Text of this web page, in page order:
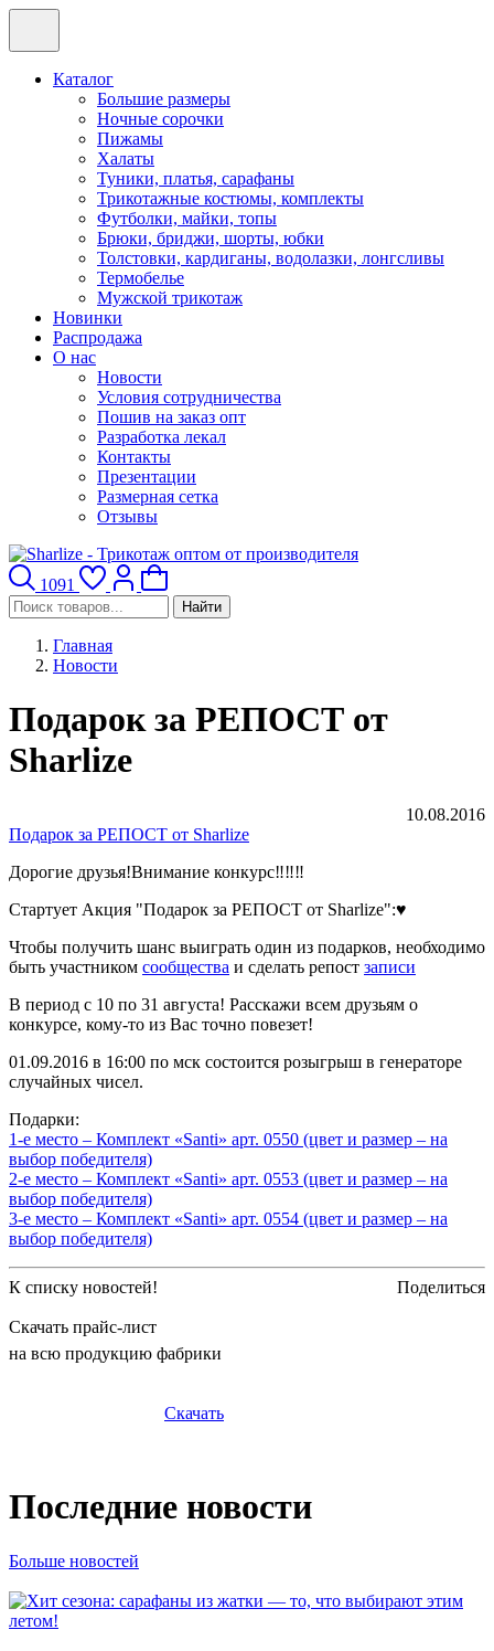
Каталог
Большие размеры
Ночные сорочки
Пижамы
Халаты
Туники, платья, сарафаны
Трикотажные костюмы, комплекты
Футболки, майки, топы
Брюки, бриджи, шорты, юбки
Толстовки, кардиганы, водолазки, лонгсливы
Термобелье
Мужской трикотаж
Новинки
Распродажа
О нас
Новости
Условия сотрудничества
Пошив на заказ опт
Разработка лекал
Контакты
Презентации
Размерная сетка
Отзывы
1091
Найти
Главная
Новости
Подарок за РЕПОСТ от
Sharlize
10.08.2016
Подарок за РЕПОСТ от Sharlize
Дорогие друзья!Внимание конкурс‼‼‼
Стартует Акция "Подарок за РЕПОСТ от Sharlize":♥
Чтобы получить шанс выиграть один из подарков, необходимо
быть участником сообщества и сделать репост записи
В период с 10 по 31 августа! Расскажи всем друзьям о
конкурсе, кому-то из Вас точно повезет!
01.09.2016 в 16:00 по мск состоится розыгрыш в генераторе
случайных чисел.
Подарки:
1-е место – Комплект «Santi» арт. 0550 (цвет и размер – на
выбор победителя)
2-е место – Комплект «Santi» арт. 0553 (цвет и размер – на
выбор победителя)
3-е место – Комплект «Santi» арт. 0554 (цвет и размер – на
выбор победителя)
К списку новостей! Поделиться
Скачать прайс-лист
на всю продукцию фабрики
Скачать
Последние новости
Больше новостей